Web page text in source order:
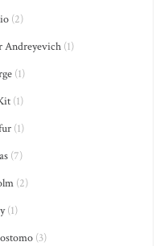
(2)
Andreyevich(1)
(1)
(1)
(1)
(7)
(2)
(1)
(3)